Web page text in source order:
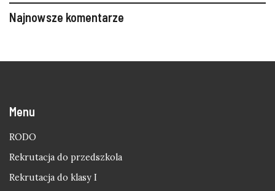
Najnowsze komentarze
Menu
RODO
Rekrutacja do przedszkola
Rekrutacja do klasy I